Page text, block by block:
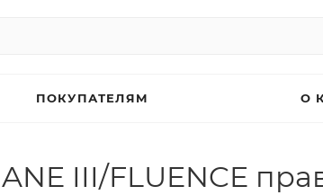
ПОКУПАТЕЛЯМ О
III/FLUENCE прав